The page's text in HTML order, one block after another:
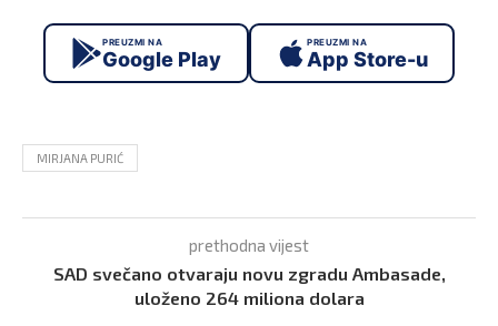
PREUZMI NA
Google Play
PREUZMI NA
App Store-u
MIRJANA PURIĆ
prethodna vijest
SAD svečano otvaraju novu zgradu Ambasade,
uloženo 264 miliona dolara